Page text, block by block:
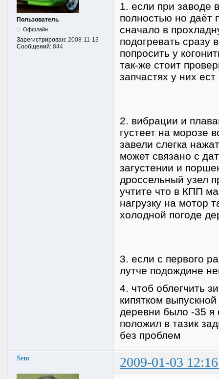
Пользователь
Оффлайн
Зарегистрирован: 2008-11-13
Сообщений: 844
1. если при заводе
полностью но даёт
сначало в
подогревать сразу
попросить у
так-же стоит
запчастях у них
2. вибрации и
густеет на морозе
завели слегка
может связано с
загустении и
дроссельный узел
учтите что в КПП
нагрузку на мотор
холодной погоде
3. если с первого
лутче подождине
4. чтоб облегчить
кипятком
деревни было -35 я
положил в тазик
без проблем
Sem 2009-01-03